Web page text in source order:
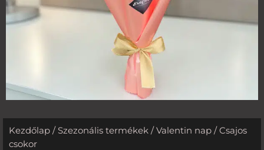
Kezdőlap / Szezonális termékek /Valentin nap / Csajos
csokor